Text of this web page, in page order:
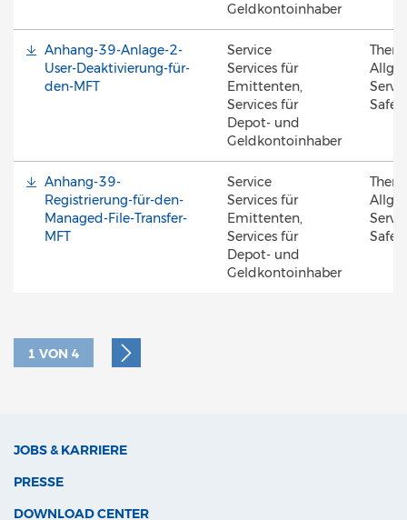
Geldkontoinhaber
Anhang-39-Anlage-2-
User-Deaktivierung-für-
den-MFT
Service
Services für
Emittenten,
Services für
Depot- und
Geldkontoinhaber
Anhang-39-
Registrierung-für-den-
Managed-File-Transfer-
MFT
Service
Services für
Emittenten,
Services für
Depot- und
Geldkontoinhaber
1 VON 4
JOBS & KARRIERE
PRESSE
DOWNLOAD CENTER